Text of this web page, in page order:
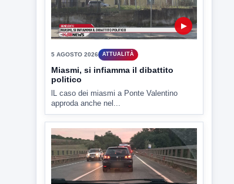
lL caso dei miasmi a Ponte Valentino
approda anche nel...
5 AGOSTO 2026 ATTUALITÀ
Lavori sulla Telesina il Comitato
SOS 372 chiede l'impiego dei
movieri